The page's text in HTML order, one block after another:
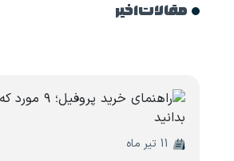
مقالات اخیر